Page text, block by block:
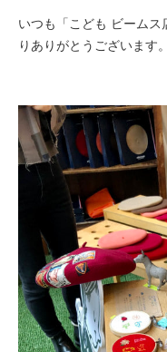
いつも「こども ビームス
りありがとうございます。